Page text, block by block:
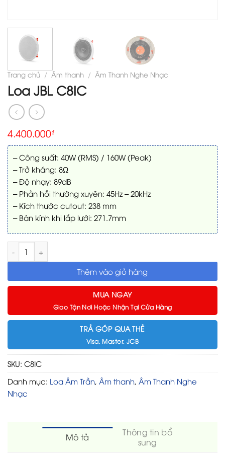
Trang chủ / Âm thanh / Âm Thanh Nghe Nhạc
Loa JBL C8IC
4.400.000₫
– Công suất: 40W (RMS) / 160W (Peak)
– Trở kháng: 8Ω
– Độ nhạy: 89dB
– Phản hồi thường xuyên: 45Hz – 20kHz
– Kích thước cutout: 238 mm
– Bán kính khi lắp lưới: 271.7mm
Loa JBL C8IC số lượng
Thêm vào giỏ hàng
MUA NGAY
Giao Tận Nơi Hoặc Nhận Tại Cửa Hàng
TRẢ GÓP QUA THẺ
Visa, Master, JCB
SKU: C8IC
Danh mục: Loa Âm Trần Âm thanh Âm Thanh Nghe
Nhạc
Mô tả
Thông tin bổ
sung